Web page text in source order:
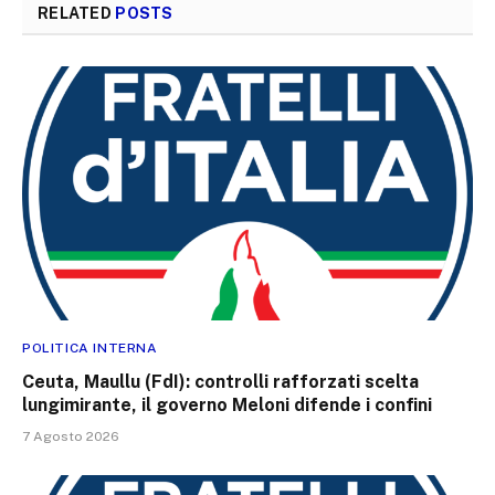
RELATED POSTS
POLITICA INTERNA
Ceuta, Maullu (FdI): controlli rafforzati scelta
lungimirante, il governo Meloni difende i confini
7 Agosto 2026